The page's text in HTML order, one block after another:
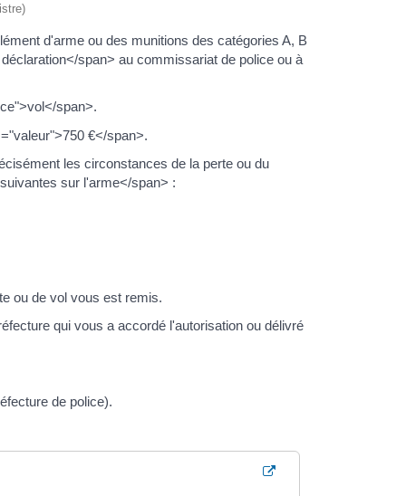
d'arme ou des munitions des catégories A, B
span> au commissariat de police ou à
span>.
€</span>.
les circonstances de la perte ou du
sur l'arme</span> :
ou de vol vous est remis.
qui vous a accordé l'autorisation ou délivré
de police).